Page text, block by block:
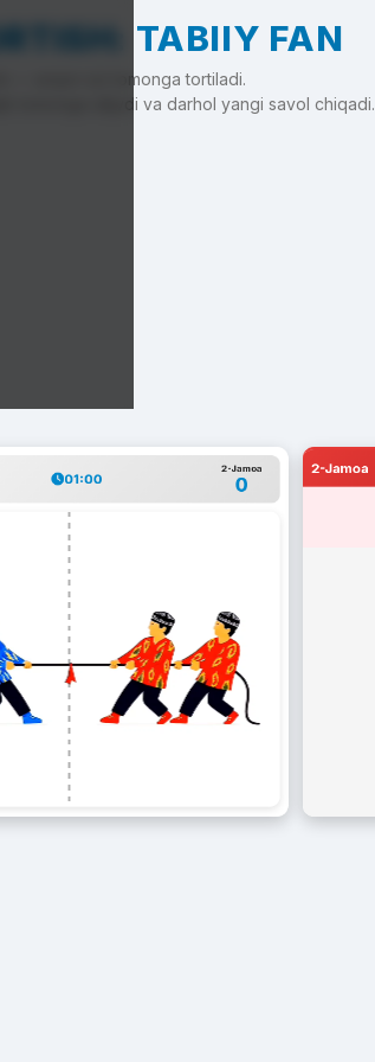
TABIIY FAN
— arqon siz tomonga tortiladi.
siljiydi va darhol yangi savol chiqadi.
01:00
2-Jamoa
0
2-Jamoa